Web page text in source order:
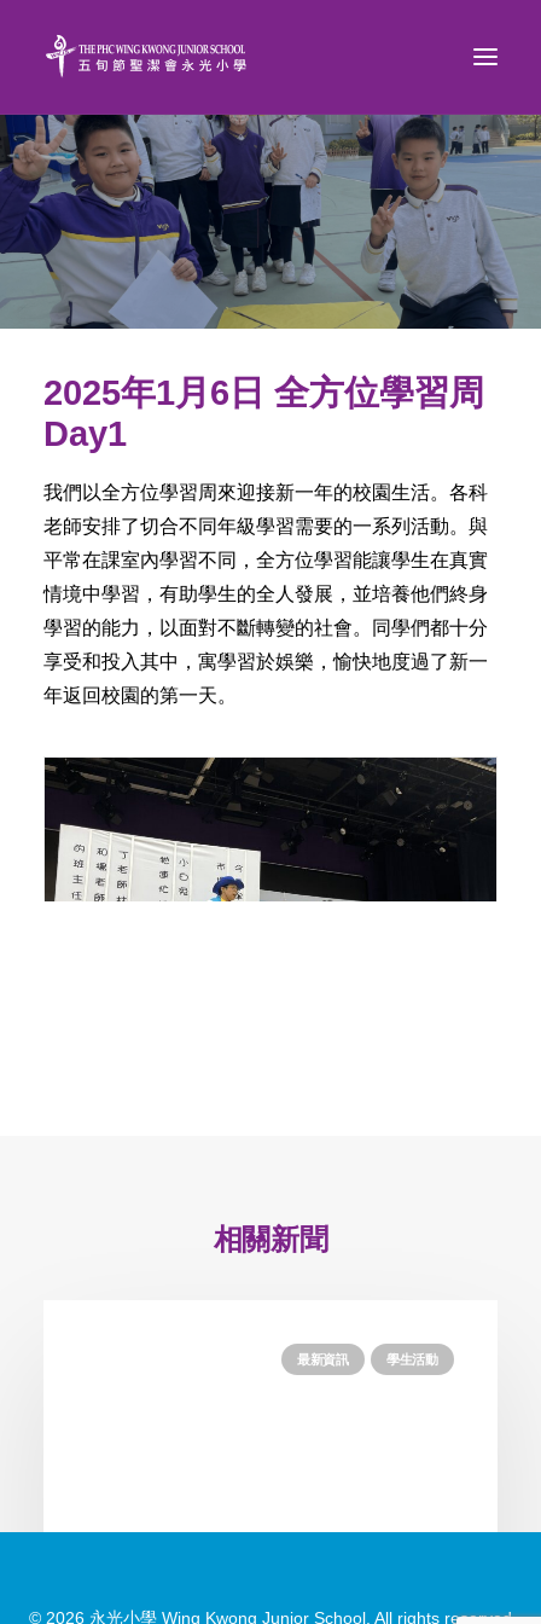
2025年1月6日 全方位學習周
Day1
我們以全方位學習周來迎接新一年的校園生活。各科
老師安排了切合不同年級學習需要的一系列活動。與
平常在課室內學習不同，全方位學習能讓學生在真實
情境中學習，有助學生的全人發展，並培養他們終身
學習的能力，以面對不斷轉變的社會。同學們都十分
享受和投入其中，寓學習於娛樂，愉快地度過了新一
年返回校園的第一天。
相關新聞
最新資訊 學生活動
© 2026 永光小學 Wing Kwong Junior School. All rights reserved